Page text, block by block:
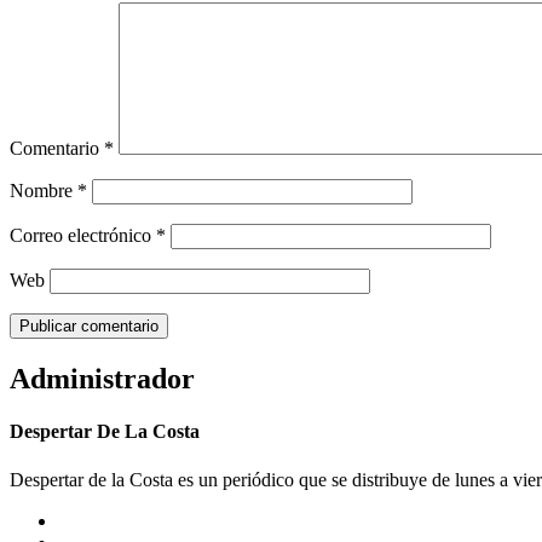
Comentario *
Nombre *
Correo electrónico *
Web
Administrador
Despertar De La Costa
Despertar de la Costa es un periódico que se distribuye de lunes a